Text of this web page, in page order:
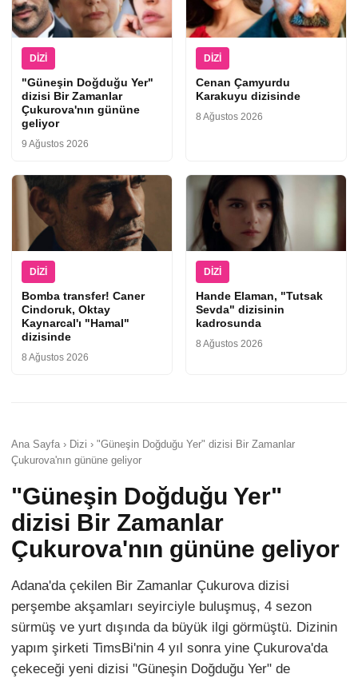
DIZI
"Güneşin Doğduğu Yer"
dizisi Bir Zamanlar
Çukurova'nın gününe
geliyor
9 Ağustos 2026
DIZI
Cenan Çamyurdu
Karakuyu dizisinde
8 Ağustos 2026
DIZI
Bomba transfer! Caner
Cindoruk, Oktay
Kaynarcal'ı "Hamal"
dizisinde
8 Ağustos 2026
DIZI
Hande Elaman, "Tutsak
Sevda" dizisinin
kadrosunda
8 Ağustos 2026
Ana Sayfa › Dizi › "Güneşin Doğduğu Yer" dizisi Bir Zamanlar
Çukurova'nın gününe geliyor
"Güneşin Doğduğu Yer"
dizisi Bir Zamanlar
Çukurova'nın gününe geliyor
Adana'da çekilen Bir Zamanlar Çukurova dizisi
perşembe akşamları seyirciyle buluşmuş, 4 sezon
sürmüş ve yurt dışında da büyük ilgi görmüştü. Dizinin
yapım şirketi TimsBi'nin 4 yıl sonra yine Çukurova'da
çekeceği yeni dizisi "Güneşin Doğduğu Yer" de